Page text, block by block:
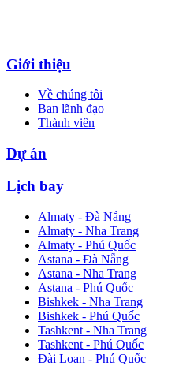
Giới thiệu
Về chúng tôi
Ban lãnh đạo
Thành viên
Dự án
Lịch bay
Almaty - Đà Nẵng
Almaty - Nha Trang
Almaty - Phú Quốc
Astana - Đà Nẵng
Astana - Nha Trang
Astana - Phú Quốc
Bishkek - Nha Trang
Bishkek - Phú Quốc
Tashkent - Nha Trang
Tashkent - Phú Quốc
Đài Loan - Phú Quốc